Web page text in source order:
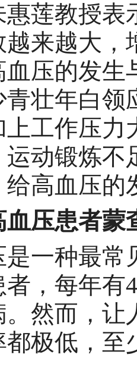
莲教授表
越来越大
压的发生
青壮年白
上工作压
动锻炼不
给高血压的
血压患者蒙
种最常
，每年有
然而，让
极低，至